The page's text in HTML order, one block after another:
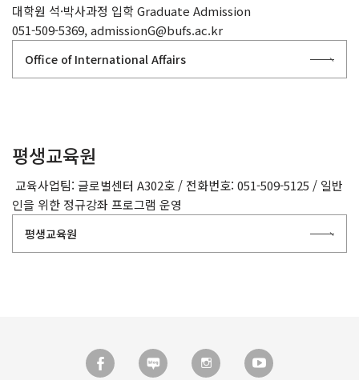
대학원 석·박사과정 입학 Graduate Admission
051-509-5369, admissionG@bufs.ac.kr
Office of International Affairs
평생교육원
교육사업팀: 글로벌센터 A302호 / 전화번호: 051-509-5125 / 일반
인을 위한 정규강좌 프로그램 운영
평생교육원